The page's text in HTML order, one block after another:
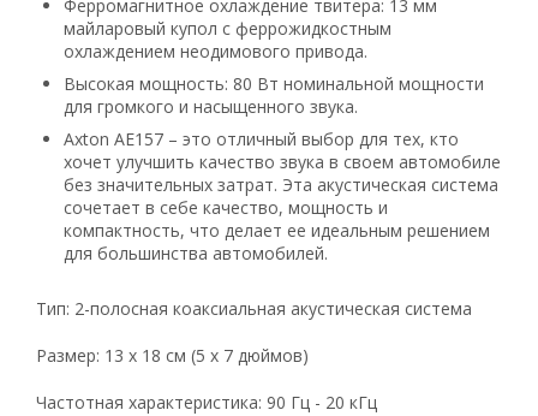
Ферромагнитное охлаждение твитера: 13 мм
майларовый купол с феррожидкостным
охлаждением неодимового привода.
Высокая мощность: 80 Вт номинальной мощности
для громкого и насыщенного звука.
Axton AE157 – это отличный выбор для тех, кто
хочет улучшить качество звука в своем автомобиле
без значительных затрат. Эта акустическая система
сочетает в себе качество, мощность и
компактность, что делает ее идеальным решением
для большинства автомобилей.
Тип: 2-полосная коаксиальная акустическая система
Размер: 13 x 18 см (5 x 7 дюймов)
Частотная характеристика: 90 Гц - 20 кГц